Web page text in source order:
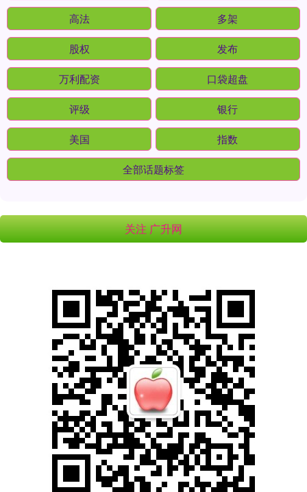
高法 多架
股权 发布
万利配资 口袋超盘
评级 银行
美国 指数
全部话题标签
关注 广升网